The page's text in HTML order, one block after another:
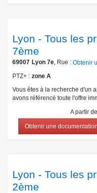
Lyon - Tous les
7ème
69007 Lyon 7e, Rue : Obtenir
PTZ+
zone A
Vous êtes à la recherche d'un
avons référencé toute l'offre
A partir de
Obtenir une
Lyon - Tous les
2ème